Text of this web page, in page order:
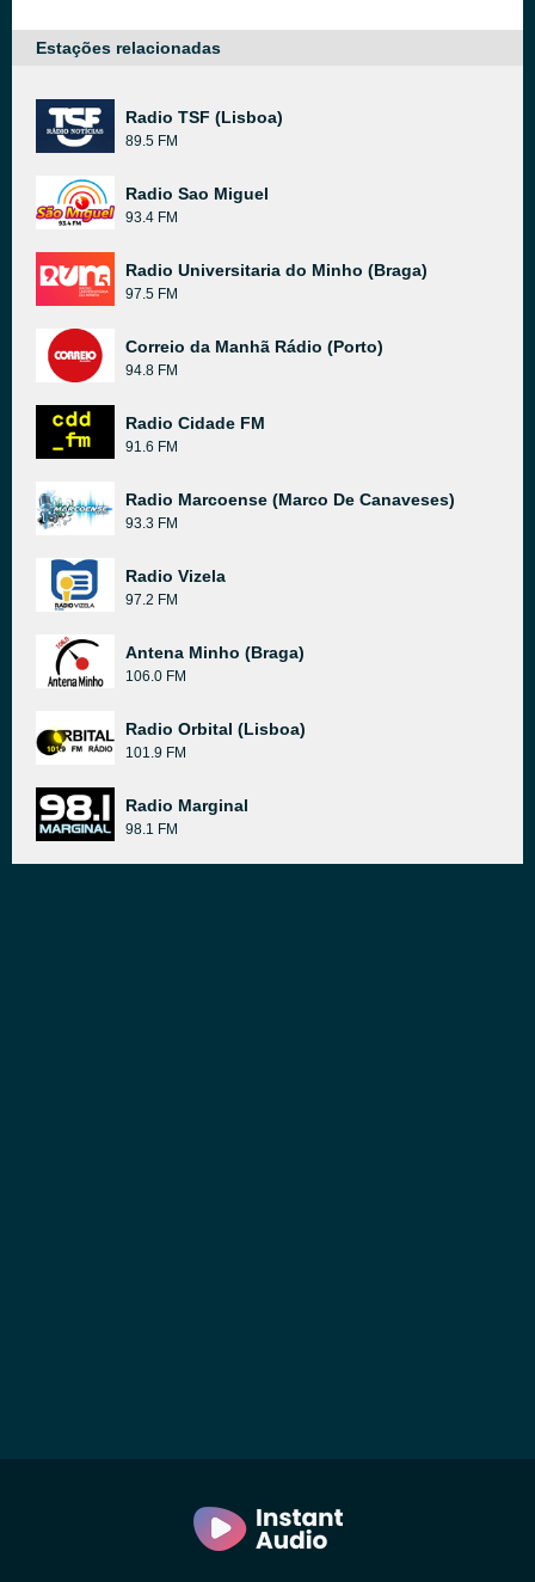
Estações relacionadas
Radio TSF (Lisboa)
89.5 FM
Radio Sao Miguel
93.4 FM
Radio Universitaria do Minho (Braga)
97.5 FM
Correio da Manhã Rádio (Porto)
94.8 FM
Radio Cidade FM
91.6 FM
Radio Marcoense (Marco De Canaveses)
93.3 FM
Radio Vizela
97.2 FM
Antena Minho (Braga)
106.0 FM
Radio Orbital (Lisboa)
101.9 FM
Radio Marginal
98.1 FM